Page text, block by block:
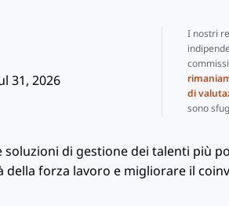
31, 2026
I nostri
di
sono
soluzioni di gestione dei talenti più
forza lavoro e migliorare il